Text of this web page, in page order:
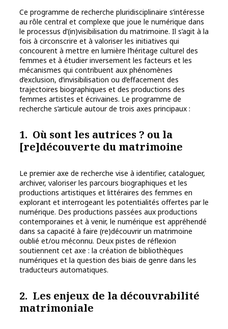
Ce programme de recherche pluridisciplinaire s’intéresse
au rôle central et complexe que joue le numérique dans
le processus d’(in)visibilisation du matrimoine. Il s’agit à la
fois à circonscrire et à valoriser les initiatives qui
concourent à mettre en lumière l’héritage culturel des
femmes et à étudier inversement les facteurs et les
mécanismes qui contribuent aux phénomènes
d’exclusion, d’invisibilisation ou d’effacement des
trajectoires biographiques et des productions des
femmes artistes et écrivaines. Le programme de
recherche s’articule autour de trois axes principaux :
1. Où sont les autrices ? ou la
[re]découverte du matrimoine
Le premier axe de recherche vise à identifier, cataloguer,
archiver, valoriser les parcours biographiques et les
productions artistiques et littéraires des femmes en
explorant et interrogeant les potentialités offertes par le
numérique. Des productions passées aux productions
contemporaines et à venir, le numérique est appréhendé
dans sa capacité à faire (re)découvrir un matrimoine
oublié et/ou méconnu. Deux pistes de réflexion
soutiennent cet axe : la création de bibliothèques
numériques et la question des biais de genre dans les
traducteurs automatiques.
2. Les enjeux de la découvrabilité
matrimoniale